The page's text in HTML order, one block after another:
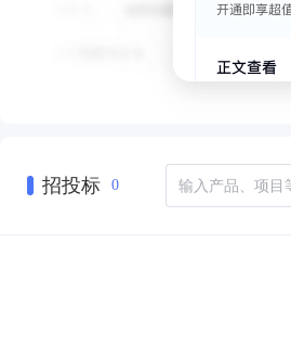
招投标 0